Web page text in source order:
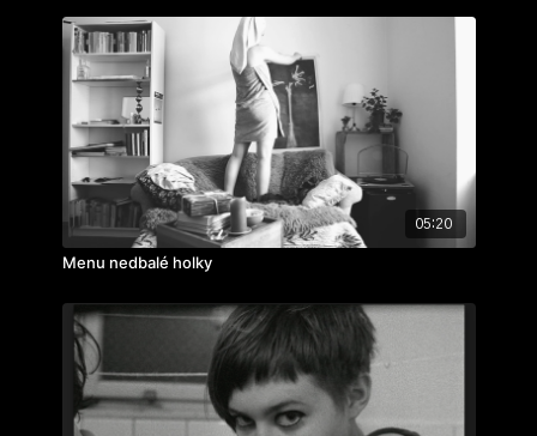
kamera:Adam Mach
produkce:Alžběta Noll
střih:Jakub Jelínek
zvuk:Pavel Jan
ročník: 2.
cvičení: hraný film
rok výroby: 2016
05:20
Menu nedbalé holky